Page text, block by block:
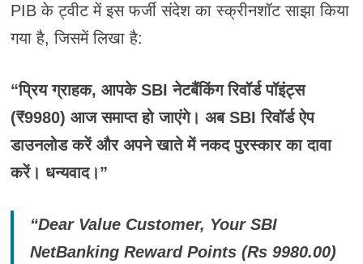
PIB के ट्वीट में इस फर्जी संदेश का स्क्रीनशॉट साझा किया
गया है, जिसमें लिखा है:
“प्रिय ग्राहक, आपके SBI नेटबैंकिंग रिवॉर्ड पॉइंट्स
(₹9980) आज समाप्त हो जाएंगे। अब SBI रिवॉर्ड ऐप
डाउनलोड करें और अपने खाते में नकद पुरस्कार का दावा
करें। धन्यवाद।”
“Dear Value Customer, Your SBI
NetBanking Reward Points (Rs 9980.00)